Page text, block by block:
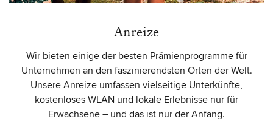
Anreize
Wir bieten einige der besten Prämienprogramme für
Unternehmen an den faszinierendsten Orten der Welt.
Unsere Anreize umfassen vielseitige Unterkünfte,
kostenloses WLAN und lokale Erlebnisse nur für
Erwachsene – und das ist nur der Anfang.